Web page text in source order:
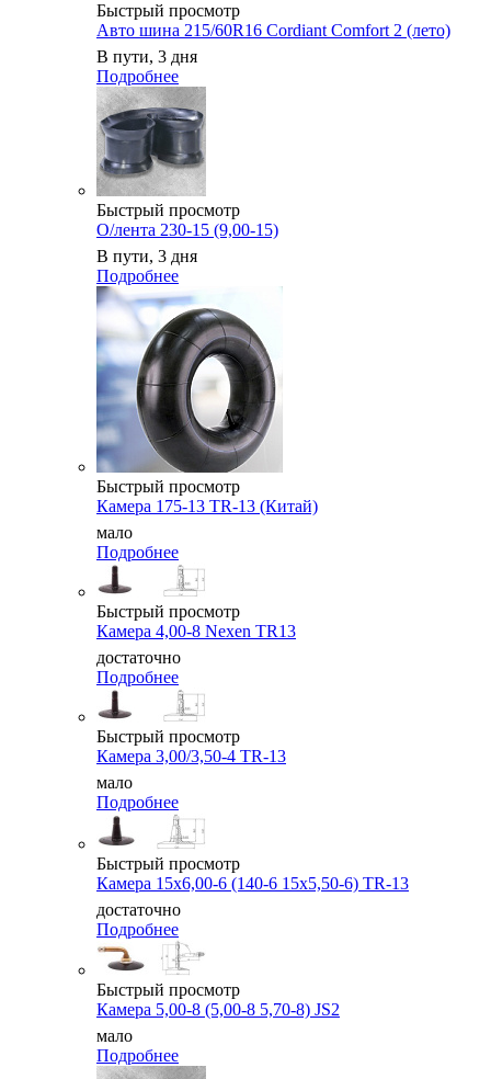
Быстрый просмотр
Авто шина 215/60R16 Cordiant Comfort 2 (лето)
В пути, 3 дня
Подробнее
Быстрый просмотр
О/лента 230-15 (9,00-15)
В пути, 3 дня
Подробнее
Быстрый просмотр
Камера 175-13 TR-13 (Китай)
мало
Подробнее
Быстрый просмотр
Камера 4,00-8 Nexen TR13
достаточно
Подробнее
Быстрый просмотр
Камера 3,00/3,50-4 TR-13
мало
Подробнее
Быстрый просмотр
Камера 15x6,00-6 (140-6 15x5,50-6) TR-13
достаточно
Подробнее
Быстрый просмотр
Камера 5,00-8 (5,00-8 5,70-8) JS2
мало
Подробнее